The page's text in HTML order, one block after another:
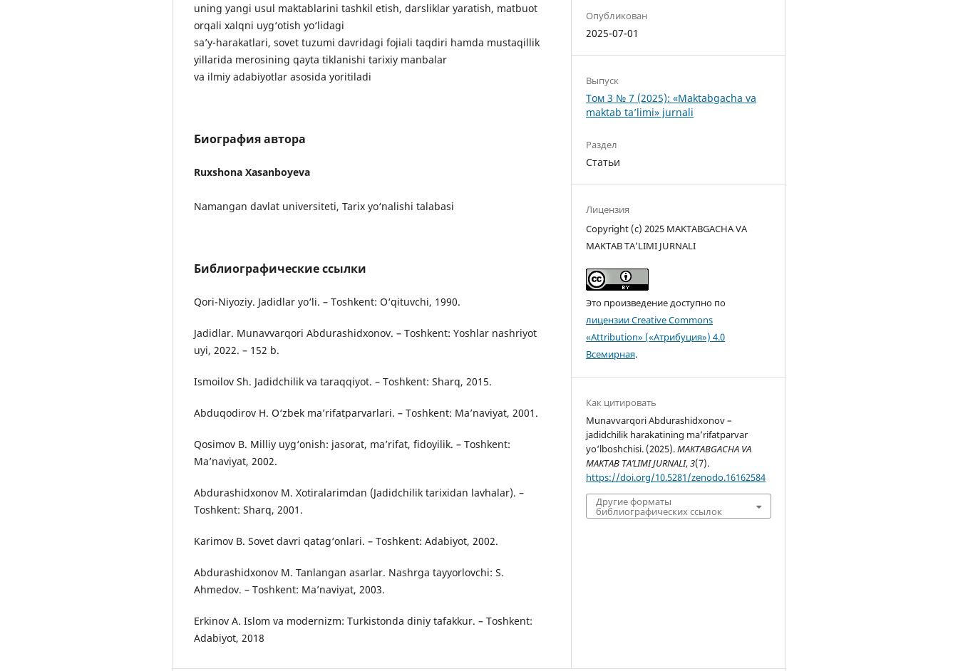
uning yangi usul maktablarini tashkil etish, darsliklar yaratish, matbuot
orqali xalqni uyg‘otish yo‘lidagi
sa’y-harakatlari, sovet tuzumi davridagi fojiali taqdiri hamda mustaqillik
yillarida merosining qayta tiklanishi tarixiy manbalar
va ilmiy adabiyotlar asosida yoritiladi
Биография автора
Ruxshona Xasanboyeva
Namangan davlat universiteti, Tarix yo‘nalishi talabasi
Библиографические ссылки
Qori-Niyoziy. Jadidlar yo‘li. – Toshkent: O‘qituvchi, 1990.
Jadidlar. Munavvarqori Abdurashidxonov. – Toshkent: Yoshlar nashriyot
uyi, 2022. – 152 b.
Ismoilov Sh. Jadidchilik va taraqqiyot. – Toshkent: Sharq, 2015.
Abduqodirov H. O‘zbek maʼrifatparvarlari. – Toshkent: Maʼnaviyat, 2001.
Qosimov B. Milliy uyg‘onish: jasorat, maʼrifat, fidoyilik. – Toshkent:
Maʼnaviyat, 2002.
Abdurashidxonov M. Xotiralarimdan (Jadidchilik tarixidan lavhalar). –
Toshkent: Sharq, 2001.
Karimov B. Sovet davri qatag‘onlari. – Toshkent: Adabiyot, 2002.
Abdurashidxonov M. Tanlangan asarlar. Nashrga tayyorlovchi: S.
Ahmedov. – Toshkent: Maʼnaviyat, 2003.
Erkinov A. Islom va modernizm: Turkistonda diniy tafakkur. – Toshkent:
Adabiyot, 2018
Опубликован
2025-07-01
Выпуск
Том 3 № 7 (2025): «Maktabgacha va
maktab ta’limi» jurnali
Раздел
Статьи
Лицензия
Copyright (c) 2025 MAKTABGACHA VA
MAKTAB TA’LIMI JURNALI
Это произведение доступно по
лицензии Creative Commons
«Attribution» («Атрибуция») 4.0
Всемирная.
Как цитировать
Munavvarqori Abdurashidxonov –
jadidchilik harakatining ma’rifatparvar
yo‘lboshchisi. (2025).MAKTABGACHA VA
MAKTAB TA’LIMI JURNALI,3(7).
https://doi.org/10.5281/zenodo.16162584
Другие форматы
библиографических ссылок